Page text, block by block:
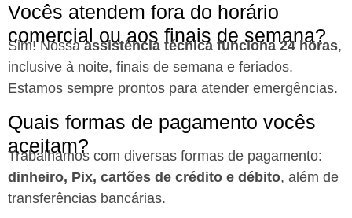
Vocês atendem fora do horário
comercial ou aos finais de semana?
Sim! Nossaassistência técnica funciona 24 horas,
inclusive à noite, finais de semana e feriados.
Estamos sempre prontos para atender emergências.
Quais formas de pagamento vocês
aceitam?
Trabalhamos com diversas formas de pagamento:
dinheiro, Pix, cartões de crédito e débito, além de
transferências bancárias.